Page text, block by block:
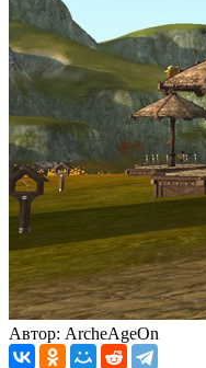
Автор: ArcheAgeOn